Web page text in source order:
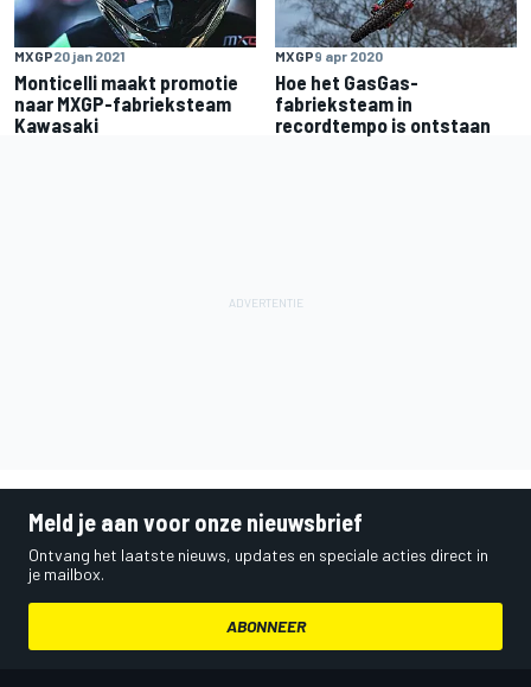
MXGP20 jan 2021
Monticelli maakt promotie
naar MXGP-fabrieksteam
Kawasaki
MXGP9 apr 2020
Hoe het GasGas-
fabrieksteam in
recordtempo is ontstaan
Meld je aan voor onze nieuwsbrief
Ontvang het laatste nieuws, updates en speciale acties direct in
je mailbox.
ABONNEER